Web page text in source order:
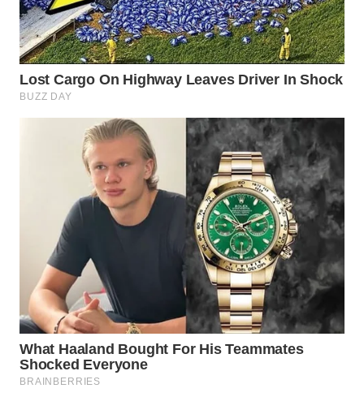
MANDALIKA
WN
LIKUPANG
LABUANBAJO
WAHANA
NEWS
WAHANA
TANI